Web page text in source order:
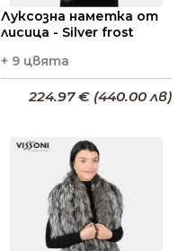
Луксозна наметка от
лисица - Silver frost
+ 9 цвята
Добави в кошницата
224.97 € (440.00 лв)